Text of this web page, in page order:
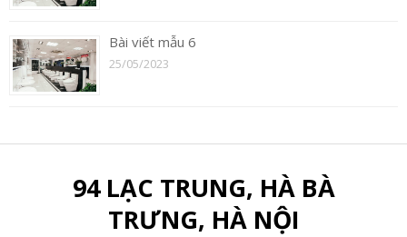
Bài viết mẫu 6
25/05/2023
94 LẠC TRUNG, HÀ BÀ
TRƯNG, HÀ NỘI